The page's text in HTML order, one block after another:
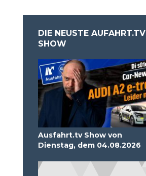
DIE NEUSTE AUFAHRT.TV
SHOW
Ausfahrt.tv Show von
Dienstag, dem 04.08.2026